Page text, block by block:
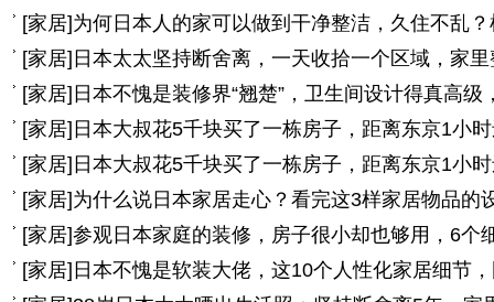
[家居]为何日本人的家可以做到干净整洁，久住不乱
[家居] 日本太太坚持断舍离，一天收拾一个区域，家
[家居] 日本不愧是装修界“翘楚”，卫生间设计得真高级
[家居] 日本大叔花5千块买了一栋房子，距离东京1小
[家居] 日本大叔花5千块买了一栋房子，距离东京1小
[家居]为什么说日本家居走心？看完这3样家居物品的
[家居]参观日本家庭的装修，房子很小却也够用，6个
[家居] 日本不愧是软装大佬，这10个人性化家居细节